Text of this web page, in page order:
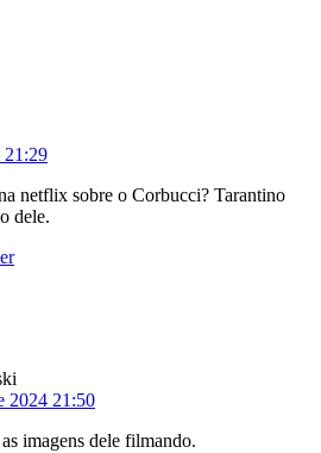
21:29
netflix sobre o Corbucci? Tarantino
dele.
2024 21:50
imagens dele filmando.